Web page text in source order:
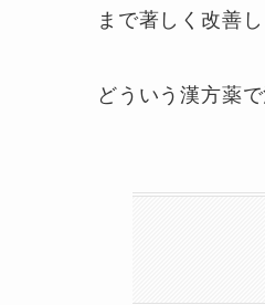
まで著しく改善
どういう漢方薬